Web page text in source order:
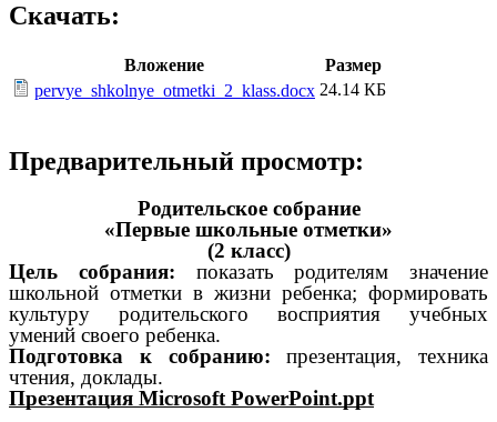
Скачать:
Вложение
Размер
pervye_shkolnye_otmetki_2_klass.docx 24.14 КБ
Предварительный просмотр:
Родительское собрание
«Первые школьные отметки»
(2 класс)
Цель собрания: показать родителям значение
школьной отметки в жизни ребенка; формировать
культуру родительского восприятия учебных
умений своего ребенка.
Подготовка к собранию: презентация, техника
чтения, доклады.
Презентация Microsoft PowerPoint.ppt